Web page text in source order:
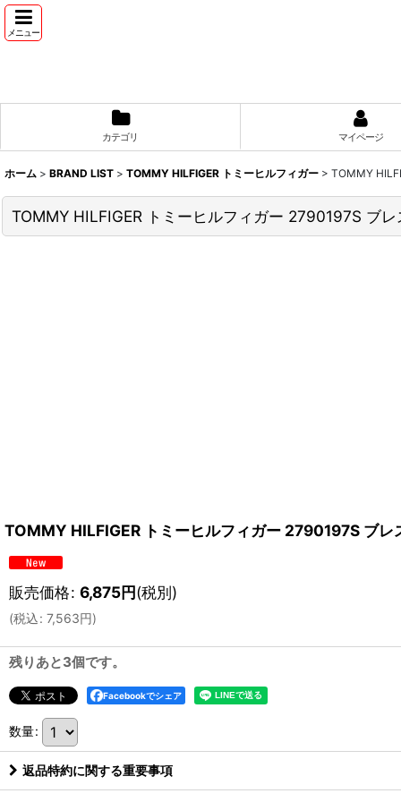
メニュー
カテゴリ マイページ
ホーム > BRAND LIST > TOMMY HILFIGER トミーヒルフィガー > TOMMY
TOMMY HILFIGER トミーヒルフィガー 2790197S ブ
TOMMY HILFIGER トミーヒルフィガー 2790197S ブレ
販売価格: 6,875円(税別)
(税込: 7,563円)
残りあと3個です。
Facebookでシェア
数量:
返品特約に関する重要事項